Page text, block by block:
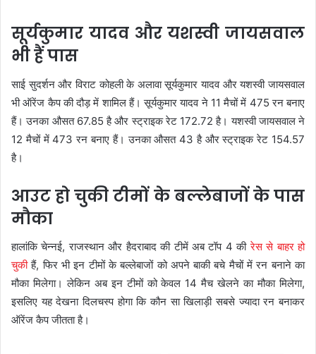
सूर्यकुमार यादव और यशस्वी जायसवाल
भी हैं पास
साई सुदर्शन और विराट कोहली के अलावा सूर्यकुमार यादव और यशस्वी जायसवाल
भी ऑरेंज कैप की दौड़ में शामिल हैं। सूर्यकुमार यादव ने 11 मैचों में 475 रन बनाए
हैं। उनका औसत 67.85 है और स्ट्राइक रेट 172.72 है। यशस्वी जायसवाल ने
12 मैचों में 473 रन बनाए हैं। उनका औसत 43 है और स्ट्राइक रेट 154.57
है।
आउट हो चुकी टीमों के बल्लेबाजों के पास
मौका
हालांकि चेन्नई, राजस्थान और हैदराबाद की टीमें अब टॉप 4 कीरेस से बाहर हो
चुकीहैं, फिर भी इन टीमों के बल्लेबाजों को अपने बाकी बचे मैचों में रन बनाने का
मौका मिलेगा। लेकिन अब इन टीमों को केवल 14 मैच खेलने का मौका मिलेगा,
इसलिए यह देखना दिलचस्प होगा कि कौन सा खिलाड़ी सबसे ज्यादा रन बनाकर
ऑरेंज कैप जीतता है।